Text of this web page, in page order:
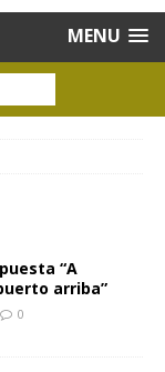
MENU
“A
arriba”
0